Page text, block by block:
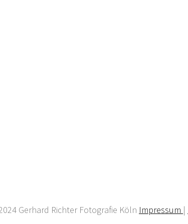
Gerhard Richter Fotografie Köln Impressum |